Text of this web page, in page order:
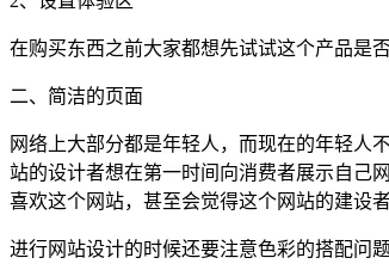
在购买东西之前大家都想先试试这个产品是
二、简洁的页面
网络上大部分都是年轻人，而现在的年轻人
站的设计者想在第一时间向消费者展示自己
喜欢这个网站，甚至会觉得这个网站的建设
进行网站设计的时候还要注意色彩的搭配问